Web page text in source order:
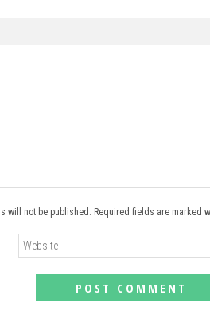
will not be published. Required fields are marked